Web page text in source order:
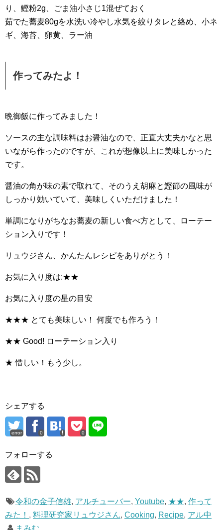
り、鰹粉2g、ごま油小さじ1混ぜておく
茹でた蕎麦80gを水洗い冷やし水気を絞りタレと絡め、小ネ
ギ、海苔、卵黄、ラー油
作ってみたよ！
晩御飯に作ってみました！
ソースの主な調味料はお醤油なので、正直大丈夫かなと思
いながら作ったのですが、これが想像以上に美味しかった
です。
醤油の角が味の素で取れて、そのうえ胡麻と鰹節の風味が
しっかり効いていて、美味しくいただけました！
単調になりがちなお蕎麦の新しい食べ方として、ローテー
ション入りです！
リュウジさん、かんたんレシピをありがとう！
お気に入り度は:★★
お気に入り度の星の目安
★★★ とても美味しい！ 何度でも作ろう！
★★ Good! ローテーション入り
★ 惜しい！もう少し。
シェアする
error 0 0
フォローする
令和の金子信雄, アルチューバー, Youtube, ★★, 作って
みた！ , 料理研究家リュウジさん, Cooking, Recipe, アル中
まみむ